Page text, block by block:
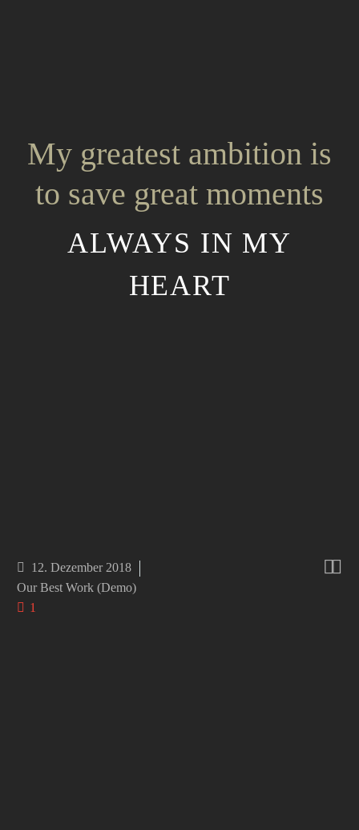
My greatest ambition is
to save great moments
ALWAYS IN MY
HEART

12. Dezember 2018
Our Best Work (Demo)
1